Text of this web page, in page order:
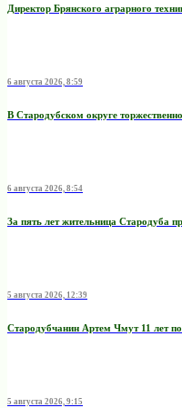
Директор Брянского аграрного
6 августа 2026, 8:59
В Стародубском округе
6 августа 2026, 8:54
За пять лет жительница Стародуба
5 августа 2026, 12:39
Стародубчанин Артем Чмут 11 лет
5 августа 2026, 9:15